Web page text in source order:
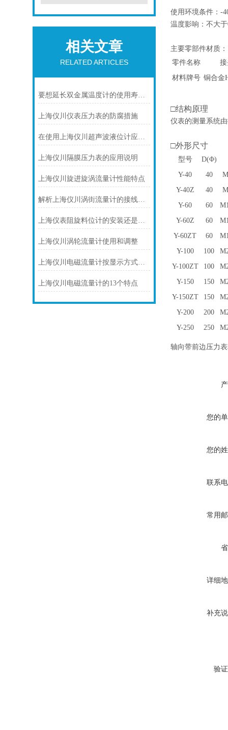
相关文章
RELATED ARTICLES
要想延长双金属温度计的使用寿命可少不了以下步骤
上海仪川仪表压力表的防腐措施
在使用上海仪川超声波液位计应注间的现场条件
上海仪川隔膜压力表的应用说明
上海仪川旋进旋涡流量计性能特点
解析上海仪川涡街流量计的接线情况
上海仪表阻旋料位计的安装还是很有讲究的
上海仪川涡轮流量计使用和调整
上海仪川电磁流量计按显示方式分类
上海仪川电磁流量计的13个特点
使用环境条件：-
温度影响：不大
主要零部件材质：
零件名称
材料牌号 铜合金
□结构原理
仪表的测量系统
□外形尺寸
型号 D(Φ)
Y-40
40
Y-40Z
40
Y-60
60
Y-60Z
60
Y-60ZT
60
Y-100
100
Y-100ZT
100
Y-150
150
Y-150ZT
150
Y-200
200
Y-250
250
轴向带前边压力
您的
您的
联系
常用
详细
补充
验